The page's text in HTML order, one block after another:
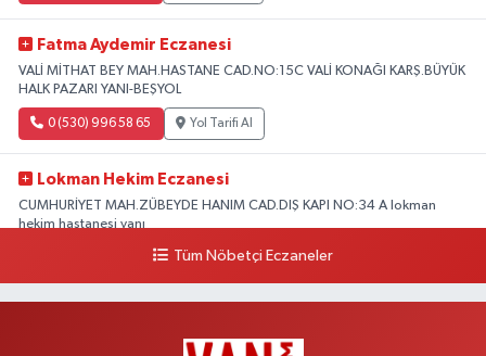
Fatma Aydemir Eczanesi
VALİ MİTHAT BEY MAH.HASTANE CAD.NO:15C VALİ KONAĞI KARŞ.BÜYÜK
HALK PAZARI YANI-BEŞYOL
0 (530) 996 58 65 Yol Tarifi Al
Lokman Hekim Eczanesi
CUMHURİYET MAH.ZÜBEYDE HANIM CAD.DIŞ KAPI NO:34 A lokman
hekim hastanesi yanı
Yol Tarifi Al
Vanyolu Caddesi Yeni Diş Hastanesi Yanı NO:102F
Tüm Nöbetçi Eczaneler